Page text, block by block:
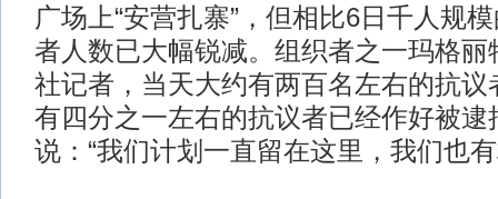
广场上“安营扎寨”，但相比6日千人规
者人数已大幅锐减。组织者之一玛格丽
社记者，当天大约有两百名左右的抗议
有四分之一左右的抗议者已经作好被逮
说：“我们计划一直留在这里，我们也